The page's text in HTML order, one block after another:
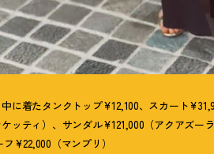
に着たタンクトップ¥12,100、スカート
ッティ）、サンダル¥121,000（アクアズー
¥22,000（マンプリ）